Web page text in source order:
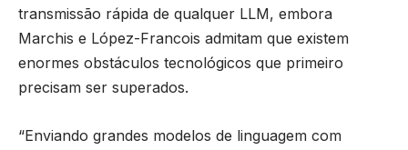
transmissão rápida de qualquer LLM, embora
Marchis e López-Francois admitam que existem
enormes obstáculos tecnológicos que primeiro
precisam ser superados.
“Enviando grandes modelos de linguagem com